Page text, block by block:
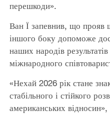
перешкоди».
Ван Ї запевнив, що прояв
іншого боку допоможе
наших народів
міжнародного
«Нехай 2026 рік стане
стабільного і стійкого
американських